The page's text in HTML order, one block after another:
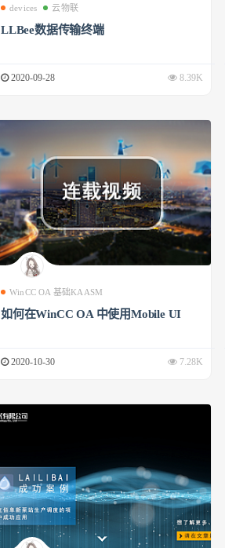
devices 云物联
LLBee数据传输终端
2020-09-28 8.39K
WinCC OA 基础KAASM
如何在WinCC OA 中使用Mobile UI
2020-10-30 7.28K